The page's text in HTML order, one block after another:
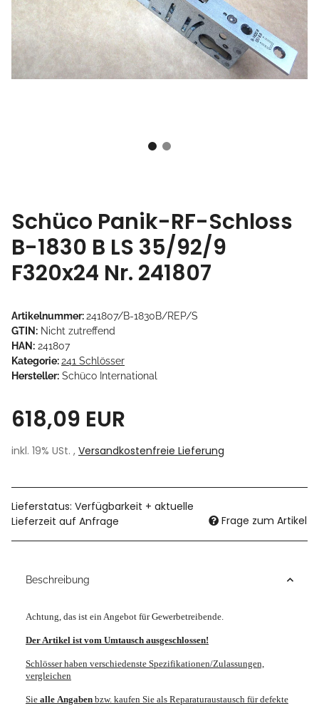
Schüco Panik-RF-Schloss
B-1830 B LS 35/92/9
F320x24 Nr. 241807
Artikelnummer:241807/B-1830B/REP/S
GTIN: Nicht zutreffend
HAN: 241807
Kategorie:241 Schlösser
Hersteller: Schüco International
618,09 EUR
inkl. 19% USt. , Versandkostenfreie Lieferung
Lieferstatus: Verfügbarkeit + aktuelle
Lieferzeit auf Anfrage
Frage zum Artikel
Beschreibung
Achtung, das ist ein Angebot für Gewerbetreibende.
Der Artikel ist vom Umtausch ausgeschlossen!
Schlösser haben verschiedenste Spezifikationen/Zulassungen,
vergleichen
Sie alle Angaben bzw. kaufen Sie als Reparaturaustausch für defekte